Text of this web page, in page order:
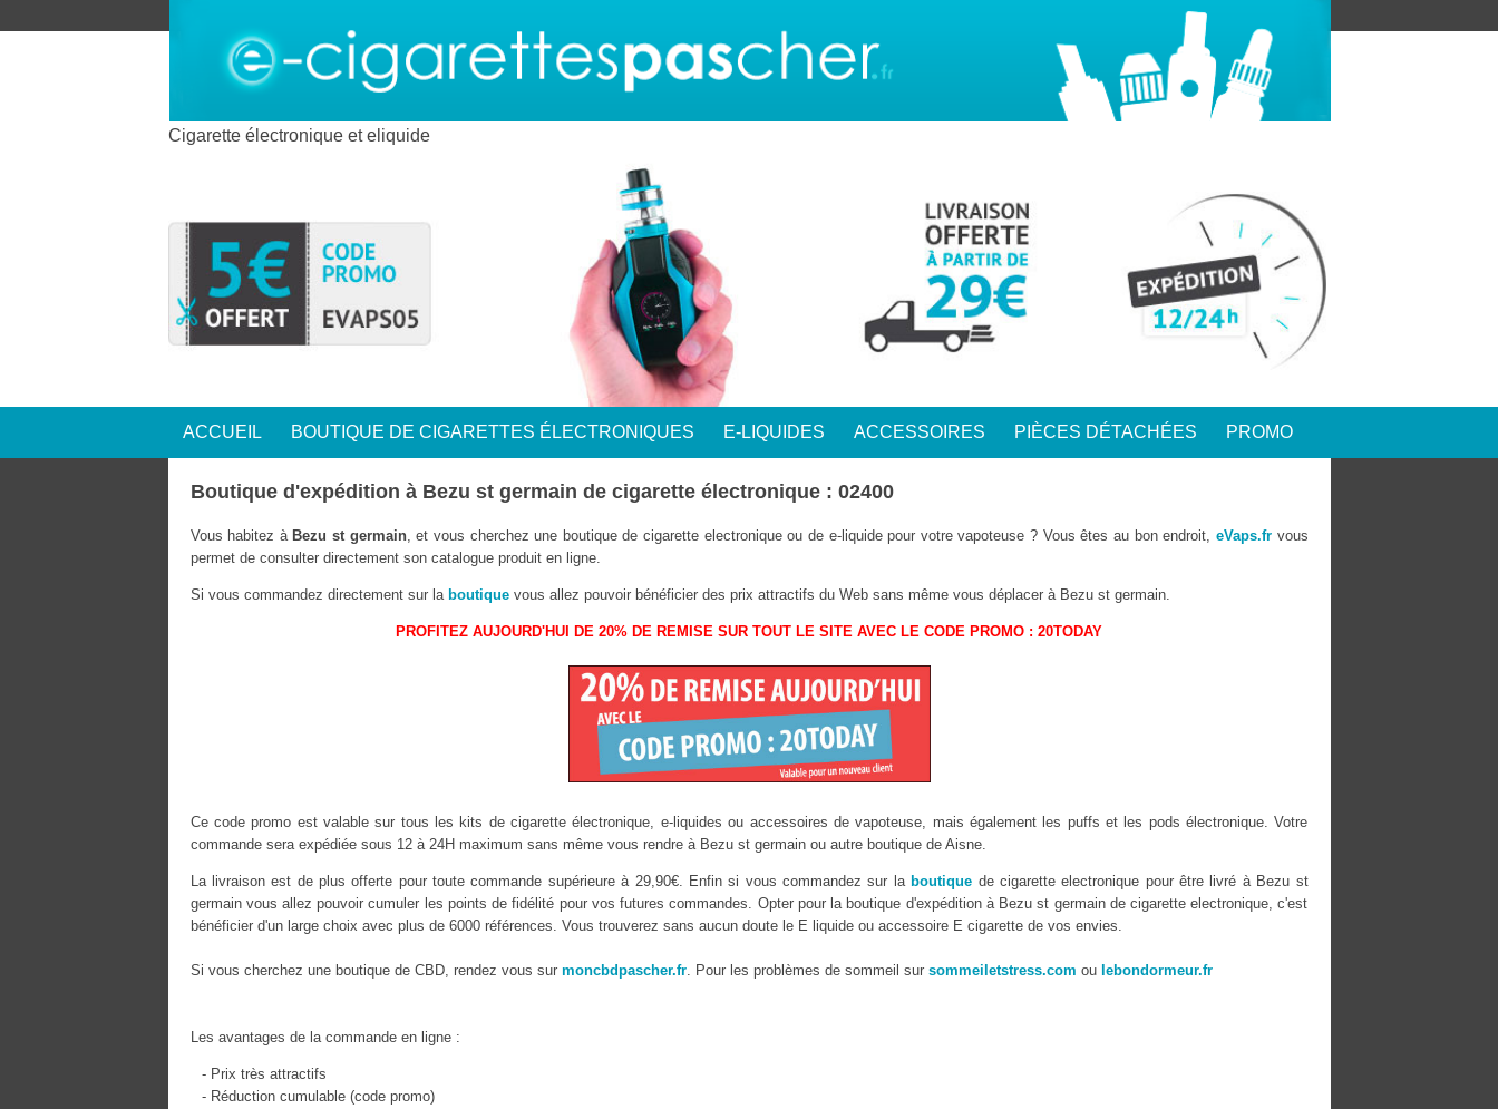
Cigarette électronique et eliquide
ACCUEIL BOUTIQUE DE CIGARETTES ÉLECTRONIQUES E-LIQUIDES ACCESSOIRES PIÈCES DÉTACHÉES PROMO
Boutique d'expédition à Bezu st germain de cigarette électronique : 02400
Vous habitez àBezu st germain, et vous cherchez une boutique de cigarette electronique ou de e-liquide pour votre vapoteuse ? Vous êtes au bon endroit, eVaps.frvous
permet de consulter directement son catalogue produit en ligne.
Si vous commandez directement sur la boutiquevous allez pouvoir bénéficier des prix attractifs du Web sans même vous déplacer à Bezu st germain.
PROFITEZ AUJOURD'HUI DE 20% DE REMISE SUR TOUT LE SITE AVEC LE CODE PROMO : 20TODAY
Ce code promo est valable sur tous les kits de cigarette électronique, e-liquides ou accessoires de vapoteuse, mais également les puffs et les pods électronique. Votre
commande sera expédiée sous 12 à 24H maximum sans même vous rendre à Bezu st germain ou autre boutique de Aisne.
La livraison est de plus offerte pour toute commande supérieure à 29,90€. Enfin si vous commandez sur la boutique de cigarette electronique pour être livré à Bezu st
germain vous allez pouvoir cumuler les points de fidélité pour vos futures commandes. Opter pour la boutique d'expédition à Bezu st germain de cigarette electronique, c'est
bénéficier d'un large choix avec plus de 6000 références. Vous trouverez sans aucun doute le E liquide ou accessoire E cigarette de vos envies.
Si vous cherchez une boutique de CBD, rendez vous sur moncbdpascher.fr. Pour les problèmes de sommeil sur sommeiletstress.com ou lebondormeur.fr
Les avantages de la commande en ligne :
- Prix très attractifs
- Réduction cumulable (code promo)